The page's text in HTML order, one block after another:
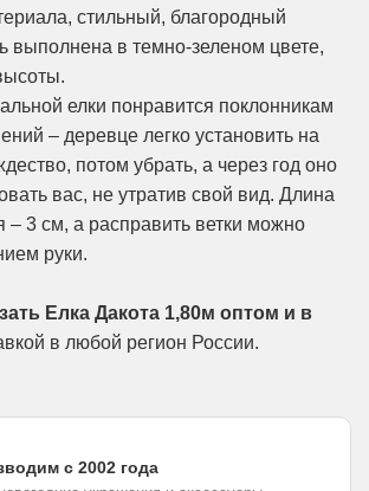
стильный, благородный
выполнена в темно-зеленом цвете,
елки понравится поклонникам
– деревце легко установить на
потом убрать, а через год оно
вас, не утратив свой вид. Длина
– 3 см, а расправить ветки можно
руки.
Елка Дакота 1,80м оптом и в
в любой регион России.
с 2002 года